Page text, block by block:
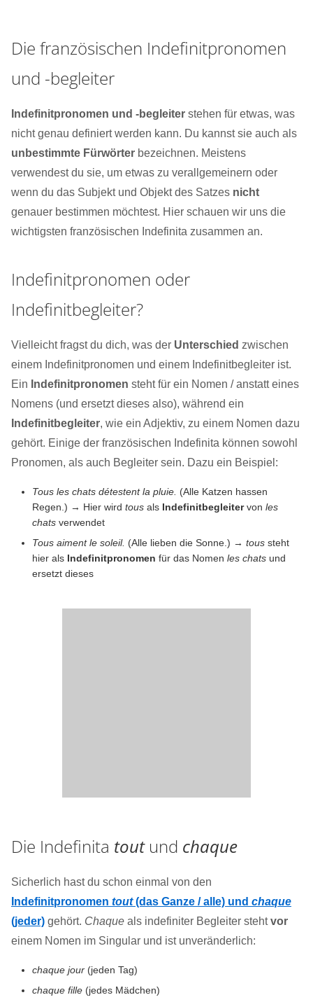
Die französischen Indefinitpronomen
und -begleiter
Indefinitpronomen und -begleiter stehen für etwas, was
nicht genau definiert werden kann. Du kannst sie auch als
unbestimmte Fürwörter bezeichnen. Meistens
verwendest du sie, um etwas zu verallgemeinern oder
wenn du das Subjekt und Objekt des Satzes nicht
genauer bestimmen möchtest. Hier schauen wir uns die
wichtigsten französischen Indefinita zusammen an.
Indefinitpronomen oder
Indefinitbegleiter?
Vielleicht fragst du dich, was der Unterschied zwischen
einem Indefinitpronomen und einem Indefinitbegleiter ist.
Ein Indefinitpronomen steht für ein Nomen / anstatt eines
Nomens (und ersetzt dieses also), während ein
Indefinitbegleiter, wie ein Adjektiv, zu einem Nomen dazu
gehört. Einige der französischen Indefinita können sowohl
Pronomen, als auch Begleiter sein. Dazu ein Beispiel:
Tous les chats détestent la pluie. (Alle Katzen hassen
Regen.) → Hier wird tous als Indefinitbegleitervon les
chats verwendet
Tous aiment le soleil. (Alle lieben die Sonne.) → tous steht
hier als Indefinitpronomen für das Nomen les chats und
ersetzt dieses
Die Indefinita toutund chaque
Sicherlich hast du schon einmal von den
Indefinitpronomen tout(das Ganze / alle) und chaque
(jeder) gehört. Chaque als indefiniter Begleiter stehtvor
einem Nomen im Singular und ist unveränderlich:
chaque jour (jeden Tag)
chaque fille (jedes Mädchen)